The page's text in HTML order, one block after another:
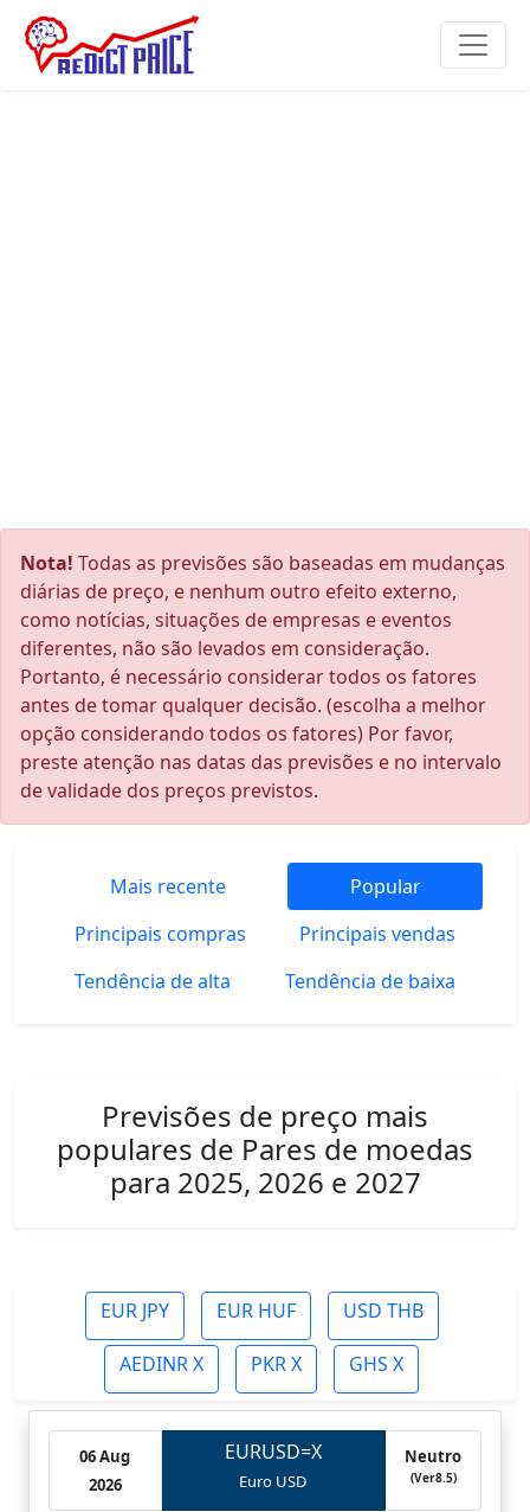
Nota! Todas as previsões são baseadas em mudanças
diárias de preço, e nenhum outro efeito externo,
como notícias, situações de empresas e eventos
diferentes, não são levados em consideração.
Portanto, é necessário considerar todos os fatores
antes de tomar qualquer decisão. (escolha a melhor
opção considerando todos os fatores) Por favor,
preste atenção nas datas das previsões e no intervalo
de validade dos preços previstos.
Mais recente
Popular
Principais compras
Principais vendas
Tendência de alta
Tendência de baixa
Previsões de preço mais
populares de Pares de moedas
para 2025, 2026 e 2027
EUR JPY EUR HUF USD THB
AEDINR X PKR X GHS X
06 Aug
2026
EURUSD=X
Euro USD
Neutro
(Ver8.5)